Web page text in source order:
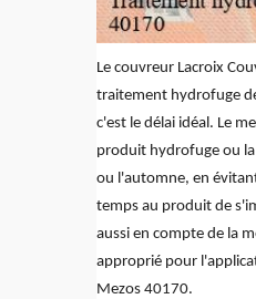
Le couvreur Lacroix
traitement hydrofuge
c'est le délai idéal. Le
produit hydrofuge ou
ou l'automne, en
temps au produit de
aussi en compte de la
approprié pour
Mezos 40170.